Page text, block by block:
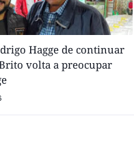
Hagge de continuar
volta a preocupar